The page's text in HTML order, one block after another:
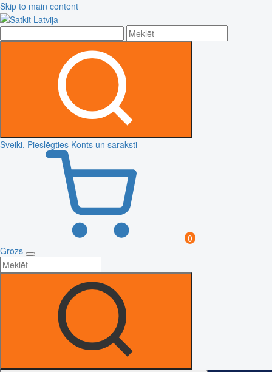
Skip to main content
Sveiki, Pieslēgties Konts un saraksti
0
Grozs